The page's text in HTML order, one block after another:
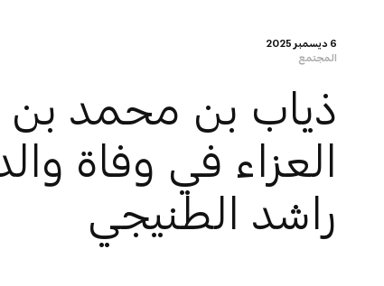
6 ديسمبر 2025
المجتمع
ذياب بن محمد بن
العزاء في وفاة
راشد الطنيجي